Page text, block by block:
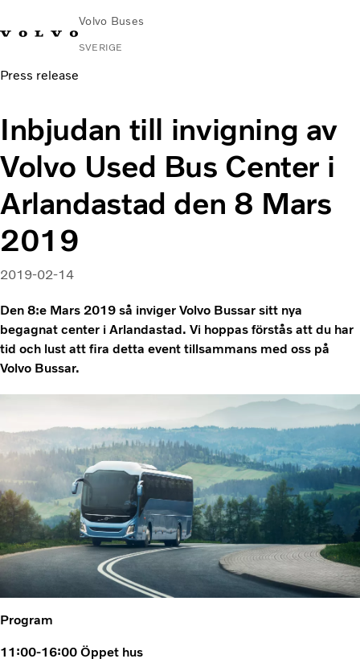
Volvo Buses
SVERIGE
Change
Kontakta
Stads- och intercitytrafik
Turistbussar
Tjänster
Varför Volvo?
Nyheter & stories
Kontakt
Press release
Inbjudan till invigning av
Volvo Used Bus Center i
Arlandastad den 8 Mars
2019
2019-02-14
Den 8:e Mars 2019 så inviger Volvo Bussar sitt nya
begagnat center i Arlandastad. Vi hoppas förstås att du har
tid och lust att fira detta event tillsammans med oss på
Volvo Bussar.
Program
11:00-16:00 Öppet hus